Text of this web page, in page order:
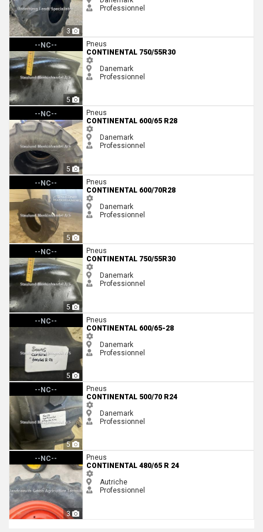
3
Professionnel
--NC--
5
Continental 750/55R30
Pneus
CONTINENTAL 750/55R30
Danemark
Professionnel
--NC--
5
Continental 600/65 R28Pneus
CONTINENTAL 600/65 R28
Danemark
Professionnel
--NC--
5
Continental 600/70R28
Pneus
CONTINENTAL 600/70R28
Danemark
Professionnel
--NC--
5
Continental 750/55R30
Pneus
CONTINENTAL 750/55R30
Danemark
Professionnel
--NC--
5
Continental 600/65-28
Pneus
CONTINENTAL 600/65-28
Danemark
Professionnel
--NC--
5
Continental 500/70 R24Pneus
CONTINENTAL 500/70 R24
Danemark
Professionnel
--NC--
3
Continental 480/65 R 24Pneus
CONTINENTAL 480/65 R 24
Autriche
Professionnel